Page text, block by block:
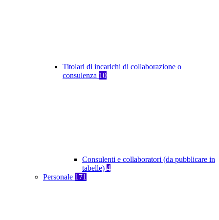
Titolari di incarichi di collaborazione o
consulenza 10
Consulenti e collaboratori (da pubblicare in
tabelle) 4
Personale 171